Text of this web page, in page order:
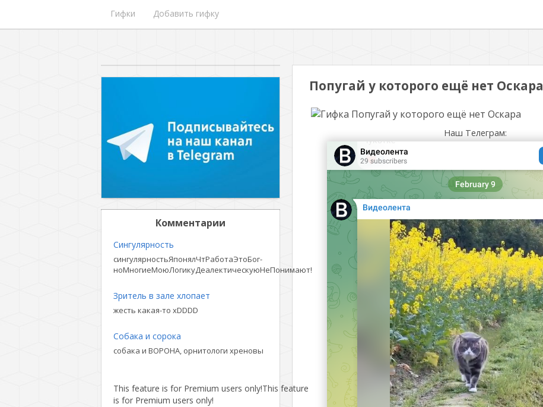
Гифки Добавить гифку
Попугай у которого ещё нет Оскара
Наш Телеграм:
Комментарии
Сингулярность
сингулярностьЯпонялЧтРаботаЭтоБог-
ноМногиеМоюЛогикуДеалектическуюНеПонимают!
Зритель в зале хлопает
жесть какая-то xDDDD
Собака и сорока
собака и ВОРОНА, орнитологи хреновы
This feature is for Premium users only!This feature
is for Premium users only!